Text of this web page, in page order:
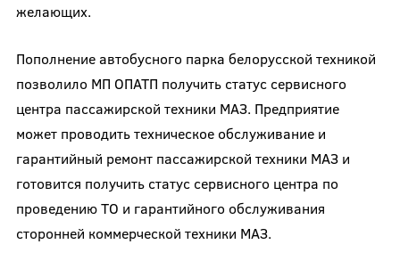
желающих.
Пополнение автобусного парка белорусской техникой
позволило МП ОПАТП получить статус сервисного
центра пассажирской техники МАЗ. Предприятие
может проводить техническое обслуживание и
гарантийный ремонт пассажирской техники МАЗ и
готовится получить статус сервисного центра по
проведению ТО и гарантийного обслуживания
сторонней коммерческой техники МАЗ.